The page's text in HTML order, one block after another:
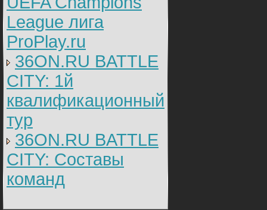
League лига
ProPlay.ru
36ON.RU BATTLE
CITY: 1й
квалификационный
тур
36ON.RU BATTLE
CITY: Составы
команд